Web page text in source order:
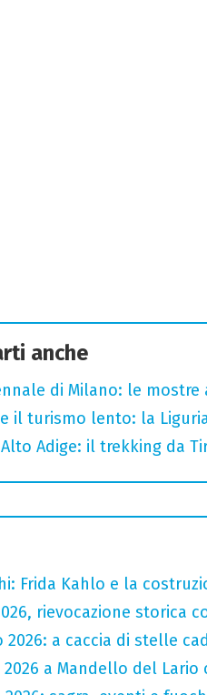
anche
di Milano: le mostre
il turismo lento: la
Adige: il trekking da
Frida Kahlo e la
rievocazione storica
2026: a caccia di stelle
2026 a Mandello del